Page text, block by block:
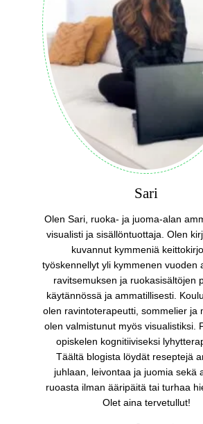
Sari
Olen Sari, ruoka- ja juoma-alan
visualisti ja sisällöntuottaja. Olen
kuvannut kymmeniä
työskennellyt yli kymmenen vuoden
ravitsemuksen ja ruokasisältöjen
käytännössä ja ammatillisesti.
olen ravintoterapeutti, sommelier ja
olen valmistunut myös visualistiksi.
opiskelen kognitiiviseksi
Täältä blogista löydät reseptejä
juhlaan, leivontaa ja juomia sekä
ruoasta ilman ääripäitä tai turhaa
Olet aina tervetullut!